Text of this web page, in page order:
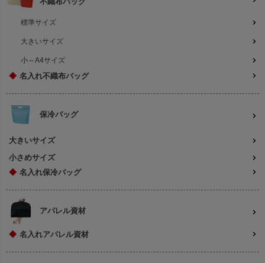
標準サイズ
大きいサイズ
小～A4サイズ
◆ 名入れ不織布バッグ
保冷バッグ
大きいサイズ
小さめサイズ
◆ 名入れ保冷バッグ
アパレル資材
◆ 名入れアパレル資材